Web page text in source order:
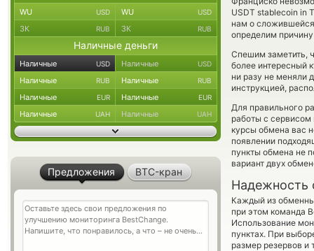
USDT stablecoin in
нам о
определим
Спешим заметить,
более интересный
ни разу не меняли
инструкцией,
Для правильного
работы с
курсы обмена вас
появлении
пункты обмена не
вариант двух
Надежность
Каждый из
при этом команда
Использование
пунктах. При
размер резервов и
WU USD WU USD
ЗК RUB ЗК RUB
Наличные деньги
Наличные USD Наличные USD
Наличные RUB Наличные RUB
Наличные EUR Наличные EUR
Наличные UAH Наличные UAH
Предложения BTC-кран